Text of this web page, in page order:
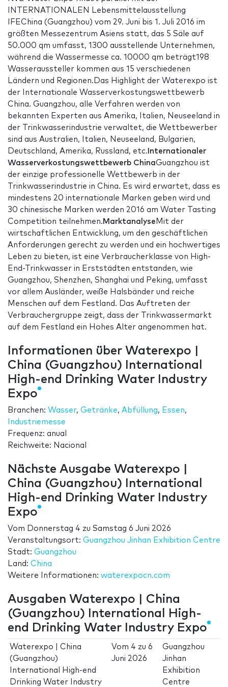
INTERNATIONALEN Lebensmittelausstellung
IFEChina (Guangzhou) vom 29. Juni bis 1. Juli 2016 im
größten Messezentrum Asiens statt, das 5 Säle auf
50.000 qm umfasst, 1300 ausstellende Unternehmen,
während die Wassermesse ca. 10000 qm beträgt198
Wasseraussteller kommen aus 15 verschiedenen
Ländern und Regionen.Das Highlight der Waterexpo ist
der Internationale Wasserverkostungswettbewerb
China. Guangzhou, alle Verfahren werden von
bekannten Experten aus Amerika, Italien, Neuseeland in
der Trinkwasserindustrie verwaltet, die Wettbewerber
sind aus Australien, Italien, Neuseeland, Bulgarien,
Deutschland, Amerika, Russland, etc. Internationaler
Wasserverkostungswettbewerb ChinaGuangzhou ist
der einzige professionelle Wettbewerb in der
Trinkwasserindustrie in China. Es wird erwartet, dass es
mindestens 20 internationale Marken geben wird und
30 chinesische Marken werden 2016 am Water Tasting
Competition teilnehmen. Marktanalyse Mit der
wirtschaftlichen Entwicklung, um den geschäftlichen
Anforderungen gerecht zu werden und ein hochwertiges
Leben zu bieten, ist eine Verbraucherklasse von High-
End-Trinkwasser in Erststädten entstanden, wie
Guangzhou, Shenzhen, Shanghai und Peking, umfasst
vor allem Ausländer, weiße Halsbänder und reiche
Menschen auf dem Festland. Das Auftreten der
Verbrauchergruppe zeigt, dass der Trinkwassermarkt
auf dem Festland ein Hohes Alter angenommen hat.
Informationen über Waterexpo |
China (Guangzhou) International
High-end Drinking Water Industry
Expo
Branchen: Wasser, Getränke, Abfüllung, Essen,
Industriemesse
Frequenz: anual
Reichweite: Nacional
Nächste Ausgabe Waterexpo |
China (Guangzhou) International
High-end Drinking Water Industry
Expo
Vom Donnerstag 4 zu Samstag 6 Juni 2026
Veranstaltungsort: Guangzhou Jinhan Exhibition Centre
Stadt: Guangzhou
Land: China
Weitere Informationen: waterexpocn.com
Ausgaben Waterexpo | China
(Guangzhou) International High-
end Drinking Water Industry Expo
Waterexpo | China
(Guangzhou)
International High-end
Drinking Water Industry
Vom 4 zu6
Juni 2026
Guangzhou
Jinhan
Exhibition
Centre